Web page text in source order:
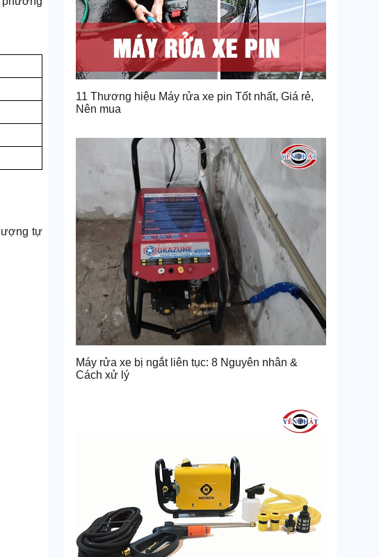
tự
11 Thương hiệu Máy rửa xe pin Tốt nhất, Giá rẻ,
Nên mua
Máy rửa xe bị ngắt liên tục: 8 Nguyên nhân &
Cách xử lý